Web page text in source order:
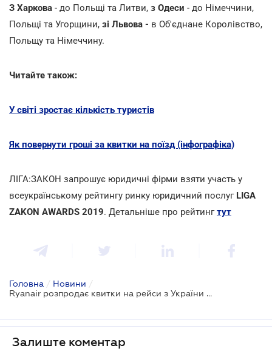
З Харкова - до Польщі та Литви, з Одеси - до Німеччини,
Польщі та Угорщини, зі Львова - в Об'єднане Королівство,
Польщу та Німеччину.
Читайте також:
У світі зростає кількість туристів
Як повернути гроші за квитки на поїзд (інфографіка)
ЛІГА:ЗАКОН запрошує юридичні фірми взяти участь у
всеукраїнському рейтингу ринку юридичний послуг LIGA
ZAKON AWARDS 2019. Детальніше про рейтингтут
Головна / Новини /
Ryanair розпродає квитки на рейси з України від 10 євро
Залиште коментар